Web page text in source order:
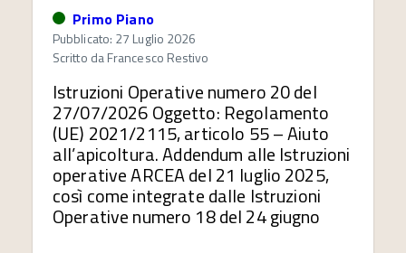
Primo Piano
Pubblicato: 27 Luglio 2026
Scritto daFrancesco Restivo
Istruzioni Operative numero 20 del
27/07/2026 Oggetto: Regolamento
(UE) 2021/2115, articolo 55 – Aiuto
all’apicoltura. Addendum alle Istruzioni
operative ARCEA del 21 luglio 2025,
così come integrate dalle Istruzioni
Operative numero 18 del 24 giugno